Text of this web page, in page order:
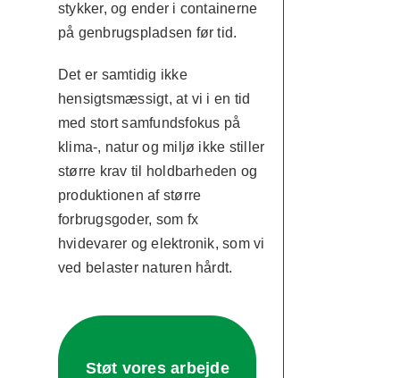
stykker, og ender i containerne
på genbrugspladsen før tid.
Det er samtidig ikke
hensigtsmæssigt, at vi i en tid
med stort samfundsfokus på
klima-, natur og miljø ikke stiller
større krav til holdbarheden og
produktionen af større
forbrugsgoder, som fx
hvidevarer og elektronik, som vi
ved belaster naturen hårdt.
Støt vores arbejde